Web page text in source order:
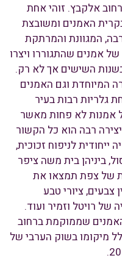
אלקבץ. זוהי אחת
האמנים ומשובצת
המגוונת והמרתקת
אמנים שהתגוררו ויצרו
השישים אך לא רק.
המיוחדת וגם האמנים
גלריות רבות בעיר
אמנות לא פחות מאשר
רבה הוא כל הקשור
ייחודית לניפוח זכוכית,
ביניהן בית משה ציפר
של צפת תמצאו את
ציורי טבע
של רויטל וזמיר ועוד.
שממוקמת ברחוב
מיקומו בשוק הערבי של